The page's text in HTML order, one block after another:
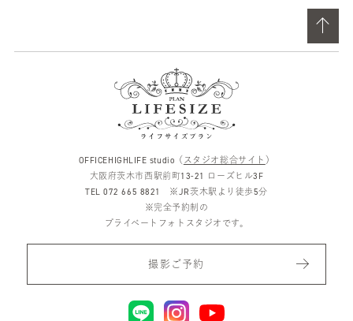
OFFICEHIGHLIFE studio（ スタジオ総合サイト ）
大阪府茨木市西駅前町13-21 ローズヒル3F
TEL 072 665 8821 ※JR茨木駅より徒歩5分
※完全予約制の
プライベートフォトスタジオです。
撮影ご予約